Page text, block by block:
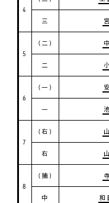
4
三
5
(二)
二
6
(一)
一
7
(右)
右
8
(捕)
中 和